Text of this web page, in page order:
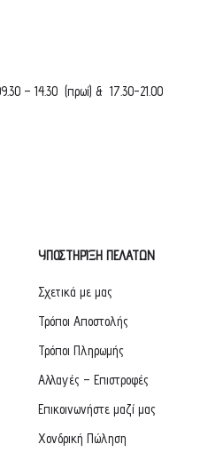
– 14.30 (πρωί) & 17.30-21.00
ΥΠΟΣΤΗΡΙΞΗ ΠΕΛΑΤΩΝ
Σχετικά με μας
Τρόποι Αποστολής
Τρόποι Πληρωμής
Αλλαγές – Επιστροφές
Επικοινωνήστε μαζί μας
Χονδρική Πώληση